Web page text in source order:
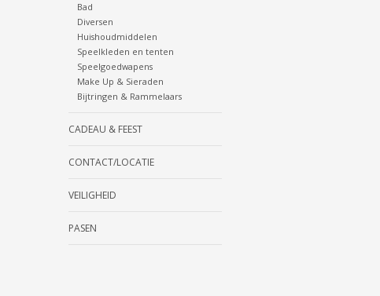
Bad
Diversen
Huishoudmiddelen
Speelkleden en tenten
Speelgoedwapens
Make Up & Sieraden
Bijtringen & Rammelaars
CADEAU & FEEST
CONTACT/LOCATIE
VEILIGHEID
PASEN